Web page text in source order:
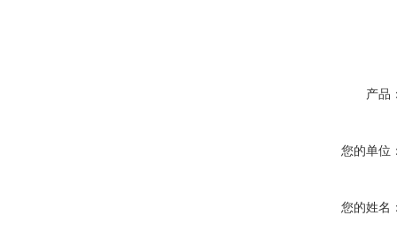
产品
您的单位
您的姓名